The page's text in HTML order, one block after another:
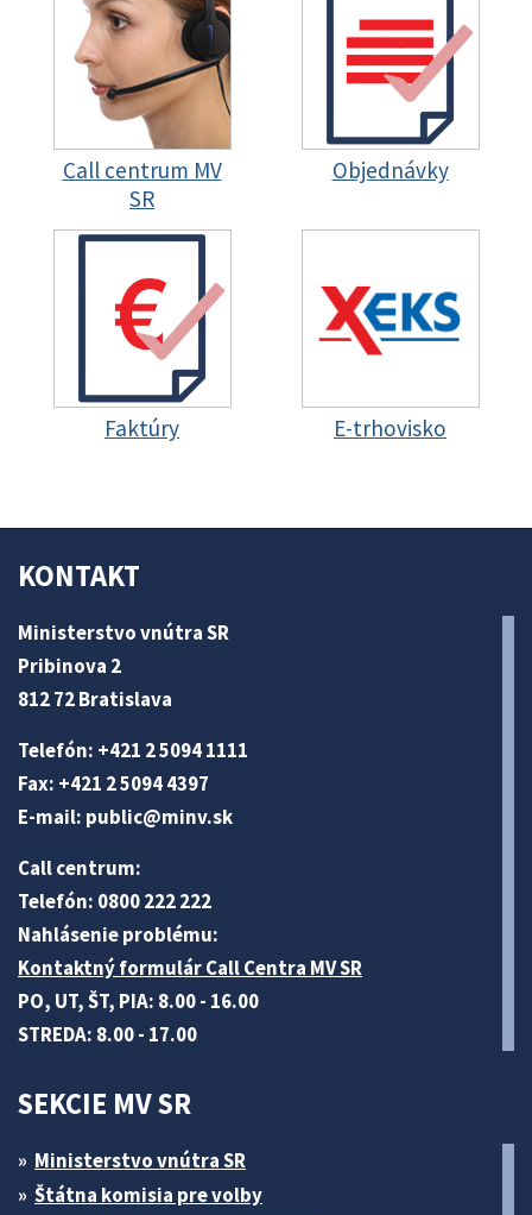
Call centrum MV
SR
Objednávky
Faktúry E-trhovisko
KONTAKT
Ministerstvo vnútra SR
Pribinova 2
812 72 Bratislava
Telefón: +421 2 5094 1111
Fax: +421 2 5094 4397
E-mail: public@minv.sk
Call centrum:
Telefón: 0800 222 222
Nahlásenie problému:
Kontaktný formulár Call Centra MV SR
PO, UT, ŠT, PIA: 8.00 - 16.00
STREDA: 8.00 - 17.00
SEKCIE MV SR
Ministerstvo vnútra SR
Štátna komisia pre volby